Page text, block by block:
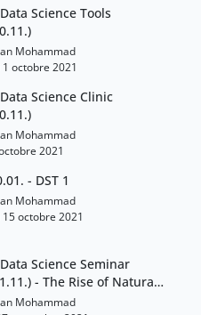
Science Tools
Mohammad
octobre 2021
Science Clinic
Mohammad
2021
- DST 1
Mohammad
octobre 2021
Data Science Seminar
- The Rise of Natural
Processing
Mohammad